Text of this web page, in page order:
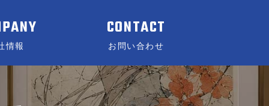
情報
CONTACT
お問い合わせ